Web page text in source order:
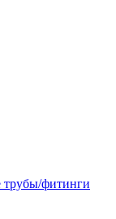
трубы/фитинги